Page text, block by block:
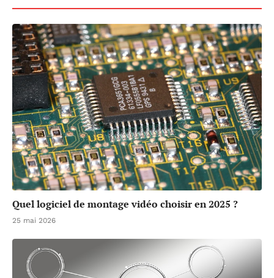
Quel logiciel de montage vidéo choisir en 2025 ?
25 mai 2026